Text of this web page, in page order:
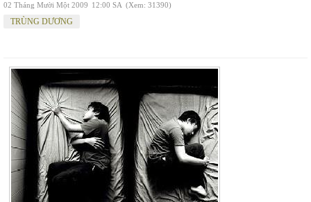
02 Tháng Mười Một 2009 12:00 SA (Xem: 31390)
TRÙNG DƯƠNG